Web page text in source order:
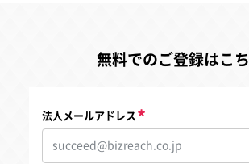
無料でのご登録はこ
法人メールアドレス